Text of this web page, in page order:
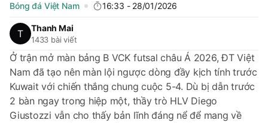
Bóng đá Việt Nam 16:33 - 28/01/2026
Thanh Mai
1433 bài viết
Ở trận mở màn bảng B VCK futsal châu Á 2026, ĐT Việt
Nam đã tạo nên màn lội ngược dòng đầy kịch tính trước
Kuwait với chiến thắng chung cuộc 5-4. Dù bị dẫn trước
2 bàn ngay trong hiệp một, thầy trò HLV Diego
Giustozzi vẫn cho thấy bản lĩnh đáng nể để mang về